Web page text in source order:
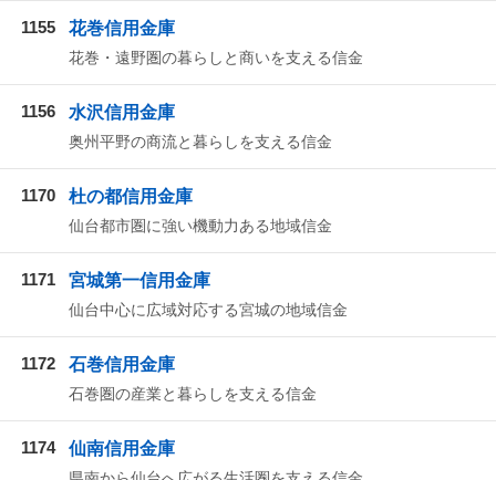
1155 花巻信用金庫
花巻・遠野圏の暮らしと商いを支える信金
1156 水沢信用金庫
奥州平野の商流と暮らしを支える信金
1170 杜の都信用金庫
仙台都市圏に強い機動力ある地域信金
1171 宮城第一信用金庫
仙台中心に広域対応する宮城の地域信金
1172 石巻信用金庫
石巻圏の産業と暮らしを支える信金
1174 仙南信用金庫